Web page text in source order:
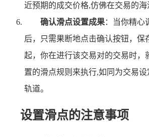
近预期的成交价格,仿佛在交易的海
确认滑点设置成果：当你精心
后，只需果断地点击确认按钮，保
起，你在进行该交易对的交易时，
置的滑点规则来执行,如同为交易
轨道。
设置滑点的注意事项